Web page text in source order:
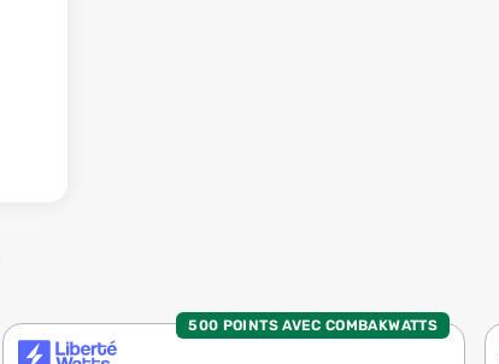
500 POINTS AVEC COMBAKWATTS